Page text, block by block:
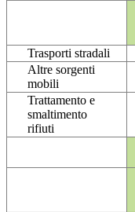
Trasporti stradali
Altre sorgenti
mobili
Trattamento e
smaltimento
rifiuti